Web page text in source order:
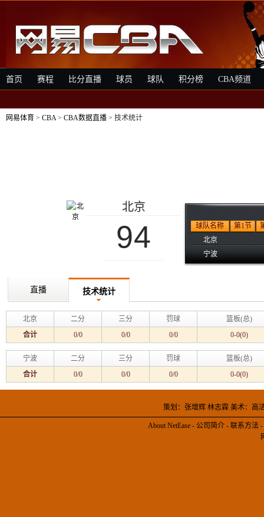
首页 赛程 比分直播 球员 球队 积分榜 CBA频道
网易体育 > CBA> CBA数据直播 > 技术统计
北京
94 球队名称 第1节
北京
宁波
直播 技术统计
北京 二分 三分 罚球
篮板(总)
合计
0/0 0/0 0/0 0-0(0)
宁波 二分 三分 罚球
篮板(总)
合计
0/0 0/0 0/0 0-0(0)
策划：张增辉 林志霖 美术：
About NetEase - 公司简介 - 联系方法 -